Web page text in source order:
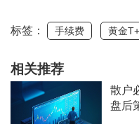
标签： 手续费 黄金
相关推荐
散户
盘后